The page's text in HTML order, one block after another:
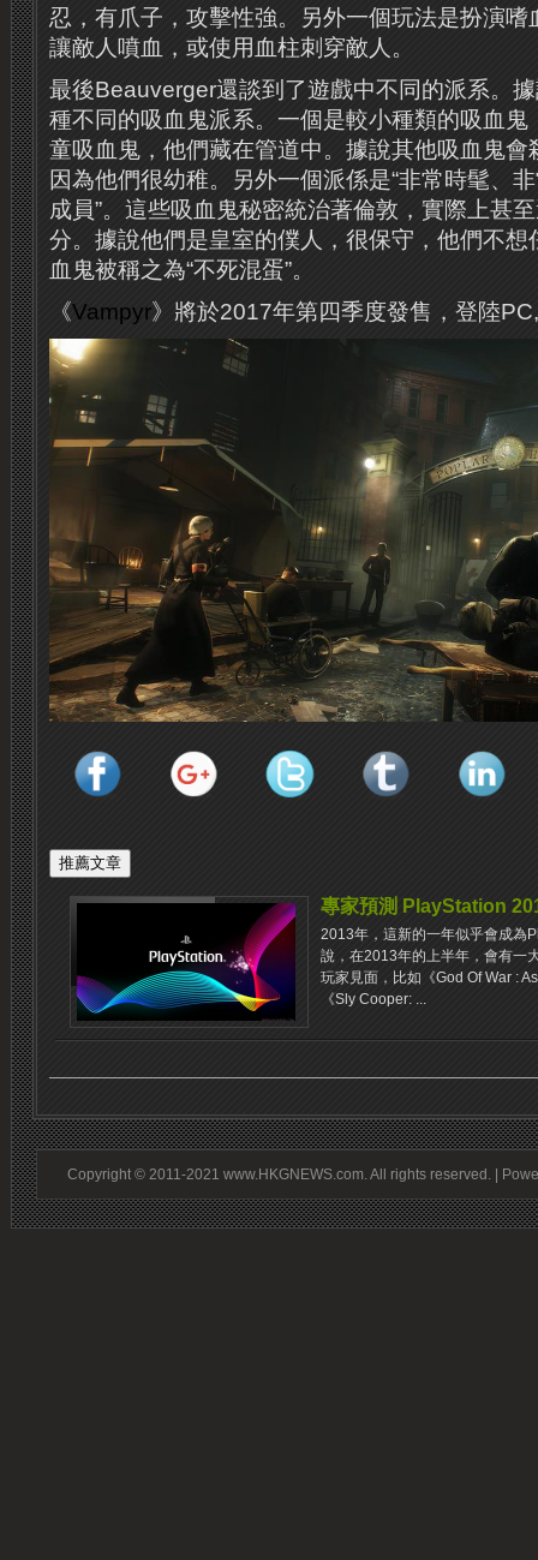
忍，有爪子，攻擊性強。另外一個玩法是扮演
讓敵人噴血，或使用血柱刺穿敵人。
最後Beauverger還談到了遊戲中不同的派系。
種不同的吸血鬼派系。一個是較小種類的吸血鬼
童吸血鬼，他們藏在管道中。據說其他吸血鬼會
因為他們很幼稚。另外一個派係是“非常時髦、
成員”。這些吸血鬼秘密統治著倫敦，實際上甚
分。據說他們是皇室的僕人，很保守，他們不想
血鬼被稱之為“不死混蛋”。
《Vampyr》將於2017年第四季度發售，登陸
專家預測 PlayStation
2013年，這新的一年似乎會成為
說，在2013年的上半年，會有一
玩家見面，比如《God Of War :
《Sly Cooper: ...
Copyright © 2011-2021 www.HKGNEWS.com. All rights reserved. |